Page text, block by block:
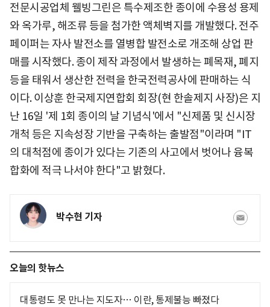
전문시공업체 웰빙그린은 특수제조한 종이에 수용성 용제
와 옥가루, 해조류 등을 첨가한 액체벽지를 개발했다. 전주
페이퍼는 자사 발전소를 열병합 발전소로 개조해 상업 판
매를 시작했다. 종이 제작 과정에서 발생하는 폐목재, 폐지
등을 태워서 생산한 전력을 한국전력공사에 판매하는 식
이다. 이상훈 한국제지연합회 회장(현 한솔제지 사장)은 지
난 16일 '제 1회 종이의 날 기념식'에서 "신제품 및 신시장
개척 등은 지속성장 기반을 구축하는 출발점"이라며 "IT
의 대척점에 종이가 있다는 기존의 사고에서 벗어나 융복
합화에 적극 나서야 한다"고 밝혔다.
박수현 기자
오늘의 핫뉴스
대통령도 못 만나는 지도자… 이란, 통제불능 빠졌다